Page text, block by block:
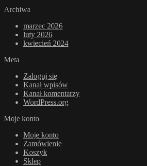
Archiwa
marzec 2026
luty 2026
kwiecień 2024
Meta
Zaloguj się
Kanał wpisów
Kanał komentarzy
WordPress.org
Moje konto
Moje konto
Zamówienie
Koszyk
Sklep